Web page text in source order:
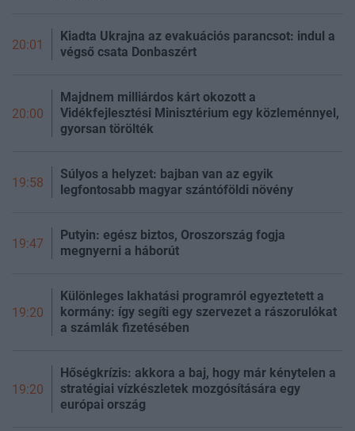
20:01
Kiadta Ukrajna az evakuációs parancsot: indul a
végső csata Donbaszért
20:00
Majdnem milliárdos kárt okozott a
Vidékfejlesztési Minisztérium egy közleménnyel,
gyorsan törölték
19:58
Súlyos a helyzet: bajban van az egyik
legfontosabb magyar szántóföldi növény
19:47
Putyin: egész biztos, Oroszország fogja
megnyerni a háborút
19:20
Különleges lakhatási programról egyeztetett a
kormány: így segíti egy szervezet a rászorulókat
a számlák fizetésében
19:20
Hőségkrízis: akkora a baj, hogy már kénytelen a
stratégiai vízkészletek mozgósítására egy
európai ország